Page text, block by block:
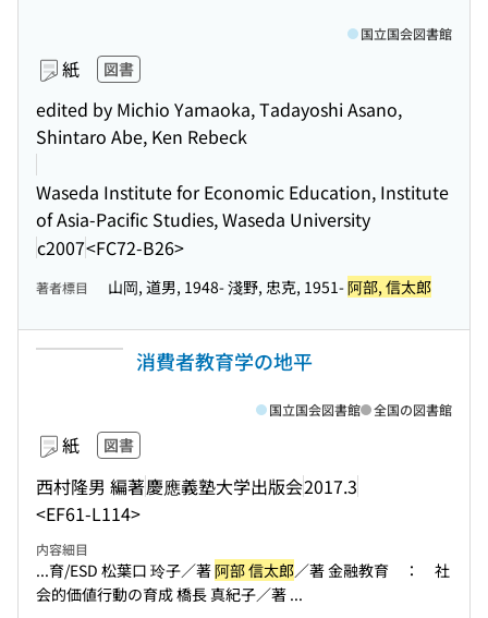
紙 図書
edited by Michio Yamaoka, Tadayoshi Asano,
Shintaro Abe, Ken Rebeck
Waseda Institute for Economic Education, Institute
of Asia-Pacific Studies, Waseda University
c2007<FC72-B26>
国立国会図書館
著者標目 山岡, 道男, 1948- 淺野, 忠克, 1951-阿部, 信太郎
消費者教育学の地平
紙 図書
西村隆男 編著慶應義塾大学出版会2017.3
<EF61-L114>
国立国会図書館 全国の図書館
内容細目
...育/ESD 松葉口 玲子／著阿部 信太郎／著 金融教育 ： 社
会的価値行動の育成 橋長 真紀子／著 ...